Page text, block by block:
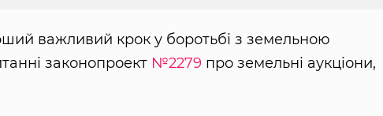
важливий крок у боротьбі з земельною
законопроект №2279 про земельні аукціони,